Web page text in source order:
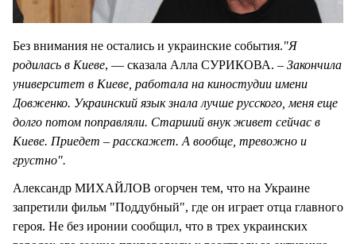
Без внимания не остались и украинские события."Я
родилась в Киеве, — сказала Алла СУРИКОВА. – Закончила
университет в Киеве, работала на киностудии имени
Довженко. Украинский язык знала лучше русского, меня еще
долго потом поправляли. Старший внук живет сейчас в
Киеве. Приедет – расскажет. А вообще, тревожно и
грустно".
Александр МИХАЙЛОВ огорчен тем, что на Украине
запретили фильм "Поддубный", где он играет отца главного
героя. Не без иронии сообщил, что в трех украинских